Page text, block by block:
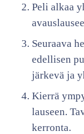
Peli alkaa
Seuraava
edellisen
järkevä ja
Kierrä
lauseen.
kerronta.